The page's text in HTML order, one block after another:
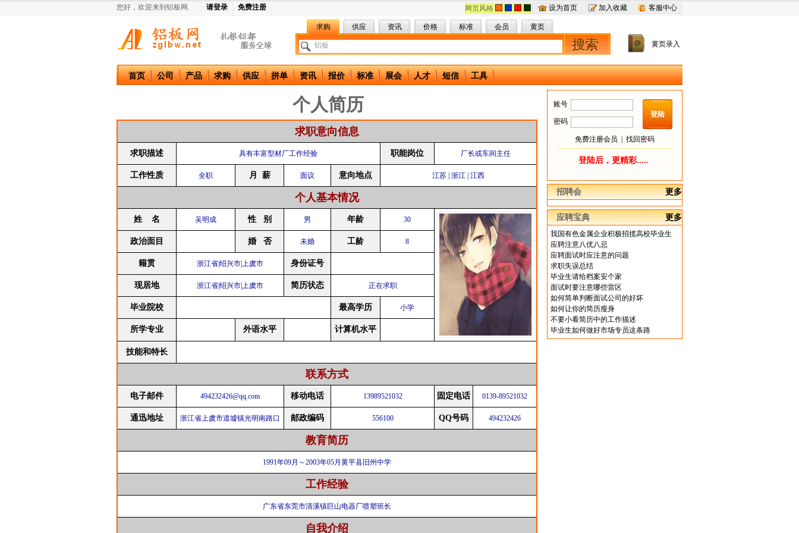
您好，欢迎来到铝板网. 请登录 免费注册 设为首页 加入收藏 客服中心
网页风格
中国铝板网
求购 供应 资讯 价格 标准 会员 黄页
搜索 黄页录入
首页 公司 产品 求购 供应 拼单 资讯 报价 标准 展会 人才 短信 工具
个人简历
求职意向信息
求职描述 具有丰富型材厂工作经验 职能岗位 厂长或车间主任
工作性质 全职 月 薪 面议 意向地点 江苏 | 浙江 | 江西
个人基本情况
姓 名 吴明成 性 别 男 年龄 30
政治面目 婚 否 未婚 工龄 8
籍贯 浙江省|绍兴市|上虞市 身份证号
现居地 浙江省|绍兴市|上虞市 简历状态 正在求职
毕业院校 最高学历 小学
所学专业 外语水平 计算机水平
技能和特长
联系方式
电子邮件 494232426@qq.com 移动电话 13989521032 固定电话 0139-89521032
通迅地址 浙江省上虞市道墟镇光明南路口 邮政编码 556100 QQ号码 494232426
教育简历
1991年09月～2003年05月黄平县旧州中学
工作经验
广东省东莞市清溪镇巨山电器厂喷塑班长
自我介绍
账号
密码
登陆
免费注册会员 找回密码
登陆后，更精彩.....
招聘会 更多
应聘宝典 更多
我国有色金属企业积极招揽高校毕业生
应聘注意八优八忌
应聘面试时应注意的问题
求职失误总结
毕业生请给档案安个家
面试时要注意哪些雷区
如何简单判断面试公司的好坏
如何让你的简历瘦身
不要小看简历中的工作描述
毕业生如何做好市场专员这条路